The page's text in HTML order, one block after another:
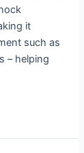
it
such as
– helping